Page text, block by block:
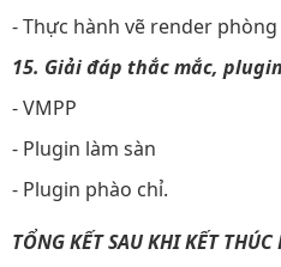
- Thực hành vẽ render
15. Giải đáp thắc mắc,
- VMPP
- Plugin làm sàn
- Plugin phào chỉ.
TỔNG KẾT SAU KHI KẾT THÚC